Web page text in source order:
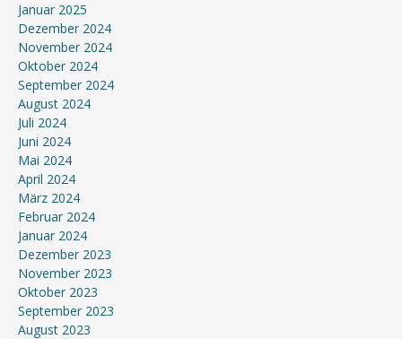
Januar 2025
Dezember 2024
November 2024
Oktober 2024
September 2024
August 2024
Juli 2024
Juni 2024
Mai 2024
April 2024
März 2024
Februar 2024
Januar 2024
Dezember 2023
November 2023
Oktober 2023
September 2023
August 2023